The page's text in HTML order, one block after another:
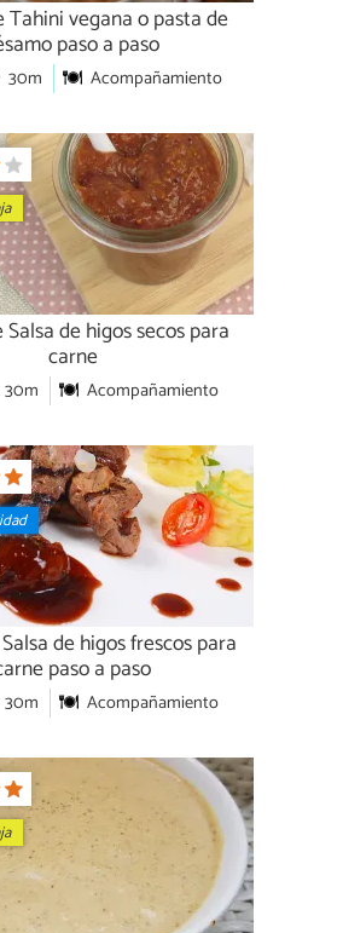
Tahini vegana o pasta de
paso a paso
30m Acompañamiento
de higos secos para
carne
30m Acompañamiento
de higos frescos para
paso a paso
30m Acompañamiento